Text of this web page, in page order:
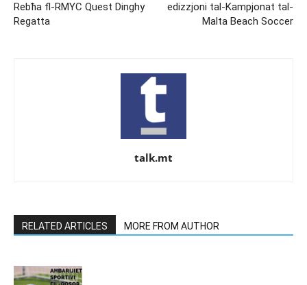
Rebħa fl-RMYC Quest Dinghy
Regatta
edizzjoni tal-Kampjonat tal-
Malta Beach Soccer
talk.mt
RELATED ARTICLES MORE FROM AUTHOR